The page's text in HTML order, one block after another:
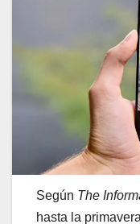
Según The
hasta la